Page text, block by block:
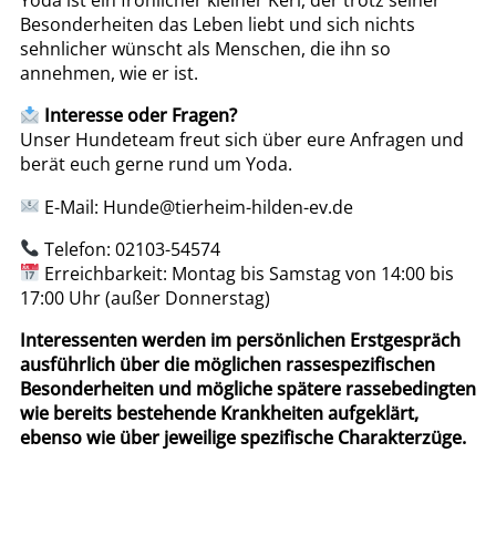
Besonderheiten das Leben liebt und sich nichts
sehnlicher wünscht als Menschen, die ihn so
annehmen, wie er ist.
Interesse oder Fragen?
Unser Hundeteam freut sich über eure Anfragen und
berät euch gerne rund um Yoda.
E-Mail: Hunde@tierheim-hilden-ev.de
Telefon: 02103-54574
Erreichbarkeit: Montag bis Samstag von 14:00 bis
17:00 Uhr (außer Donnerstag)
Interessenten werden im persönlichen Erstgespräch
ausführlich über die möglichen rassespezifischen
Besonderheiten und mögliche spätere rassebedingten
wie bereits bestehende Krankheiten aufgeklärt,
ebenso wie über jeweilige spezifische Charakterzüge.